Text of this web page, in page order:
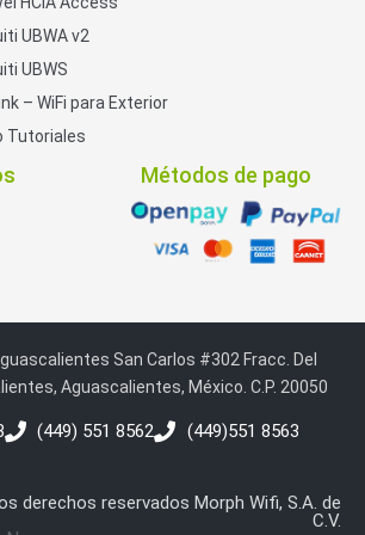
UBWA v2
UBWS
– WiFi para Exterior
Tutoriales
Métodos de pago
San Carlos #302 Fracc. Del
Aguascalientes, México. C.P. 20050
(449) 551 8562
(449)551 8563
derechos reservados Morph Wifi, S.A. de
C.V.